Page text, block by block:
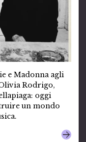
e Madonna agli
Rodrigo,
oggi
un mondo